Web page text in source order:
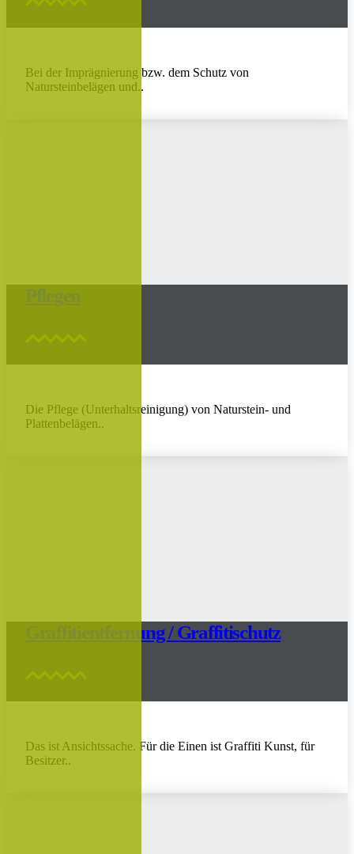
Bei der Imprägnierung bzw. dem Schutz von
Natursteinbelägen und..
Pflegen
Die Pflege (Unterhaltsreinigung) von Naturstein- und
Plattenbelägen..
Graffitientfernung / Graffitischutz
Das ist Ansichtssache. Für die Einen ist Graffiti Kunst, für
Besitzer..